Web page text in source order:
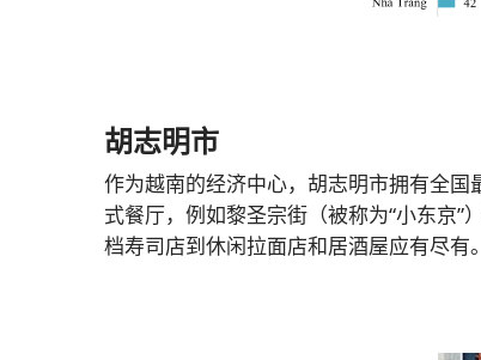
胡志明市
作为越南的经济中心，胡志明市拥有全
式餐厅，例如黎圣宗街（被称为“小东京
档寿司店到休闲拉面店和居酒屋应有尽有